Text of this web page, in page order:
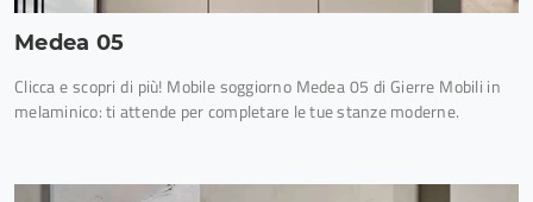
Medea 05
Clicca e scopri di più! Mobile soggiorno Medea 05 di Gierre Mobili in
melaminico: ti attende per completare le tue stanze moderne.